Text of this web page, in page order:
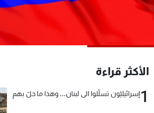
الأكثر قراءة
1إسرائيليّون تسلّلوا الى لبنان... وهذا ما حلّ بهم
جدول البرامج
عن MTV
الإنـتـاج
شروط الإسـتخدام
سياسة الخصوصية